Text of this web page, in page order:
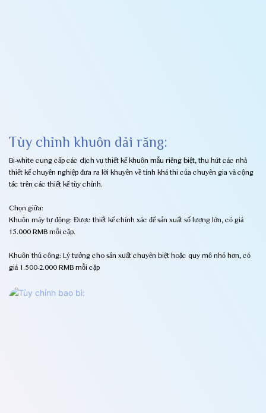
Tùy chỉnh khuôn dải răng:
Bi-white cung cấp các dịch vụ thiết kế khuôn mẫu riêng biệt, thu hút các nhà
thiết kế chuyên nghiệp đưa ra lời khuyên về tính khả thi của chuyên gia và cộng
tác trên các thiết kế tùy chỉnh.
Chọn giữa:
Khuôn máy tự động: Được thiết kế chính xác để sản xuất số lượng lớn, có giá
15.000 RMB mỗi cặp.
Khuôn thủ công: Lý tưởng cho sản xuất chuyên biệt hoặc quy mô nhỏ hơn, có
giá 1.500-2.000 RMB mỗi cặp